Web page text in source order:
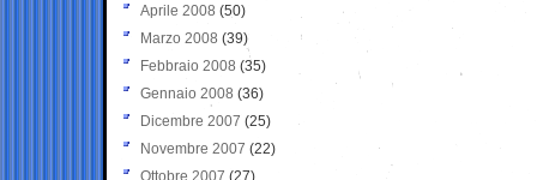
Aprile 2008 (50)
Marzo 2008 (39)
Febbraio 2008 (35)
Gennaio 2008 (36)
Dicembre 2007 (25)
Novembre 2007 (22)
Ottobre 2007 (27)